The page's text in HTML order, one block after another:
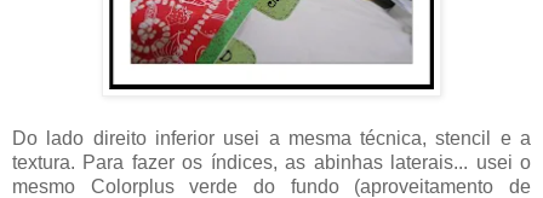
Do lado direito inferior usei a mesma técnica, stencil e a
textura. Para fazer os índices, as abinhas laterais... usei o
mesmo Colorplus verde do fundo (aproveitamento de